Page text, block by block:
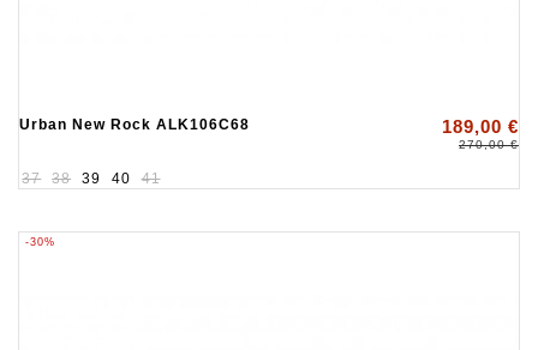
Urban New Rock ALK106C68 189,00 €
270,00 €
37 38 39 40 41
-30%